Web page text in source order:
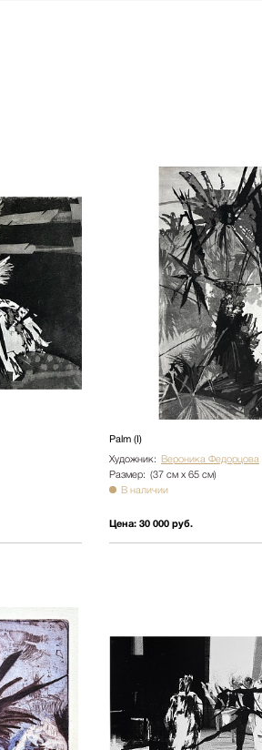
NY2026
Вода
Морской пейзаж
Текстиль
Авторское искусство
Городской пейзаж
Город
Люди
Детская
Абстракция
Pop Art
Palm (I)
Художник: Вероника Федорцова
Размер: (37 см х 65 см)
В наличии
Цена: 30 000 руб.